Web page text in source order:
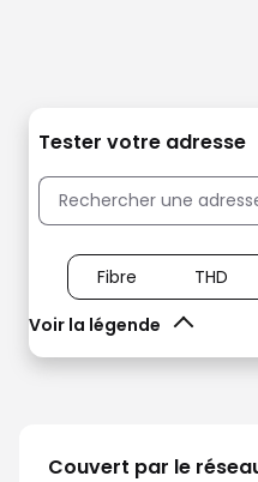
Tester votre adresse
Voir la légende
Fibre THD
Couvert par le